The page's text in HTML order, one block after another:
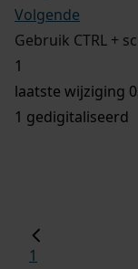
Volgende
Gebruik CTRL +
laatste wijziging
1 gedigitaliseerd
1